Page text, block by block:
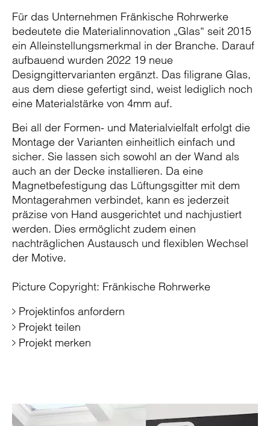
Für das Unternehmen Fränkische Rohrwerke
bedeutete die Materialinnovation „Glas“ seit 2015
ein Alleinstellungsmerkmal in der Branche. Darauf
aufbauend wurden 2022 19 neue
Designgittervarianten ergänzt. Das filigrane Glas,
aus dem diese gefertigt sind, weist lediglich noch
eine Materialstärke von 4mm auf.
Bei all der Formen- und Materialvielfalt erfolgt die
Montage der Varianten einheitlich einfach und
sicher. Sie lassen sich sowohl an der Wand als
auch an der Decke installieren. Da eine
Magnetbefestigung das Lüftungsgitter mit dem
Montagerahmen verbindet, kann es jederzeit
präzise von Hand ausgerichtet und nachjustiert
werden. Dies ermöglicht zudem einen
nachträglichen Austausch und flexiblen Wechsel
der Motive.
Picture Copyright: Fränkische Rohrwerke
Projektinfos anfordern
Projekt teilen
Projekt merken